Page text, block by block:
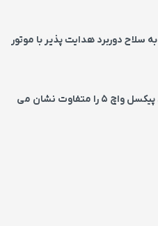
تبدیل بمب JDAM به سلاح دوربرد هدایت پذیر با موتور
گوگل با تیزری جدید پیکسل واچ ۵ را متفاوت نشان می‌